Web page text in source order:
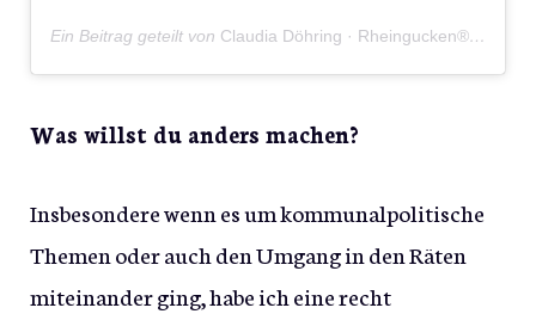
Ein Beitrag geteilt von Claudia Döhring · Rheingucken®
Was willst du anders machen?
Insbesondere wenn es um kommunalpolitische
Themen oder auch den Umgang in den Räten
miteinander ging, habe ich eine recht